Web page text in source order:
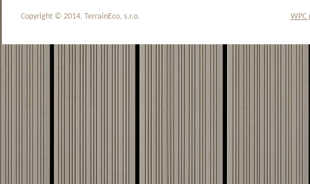
WPC
Copyright © 2014, TerrainEco, s.r.o.